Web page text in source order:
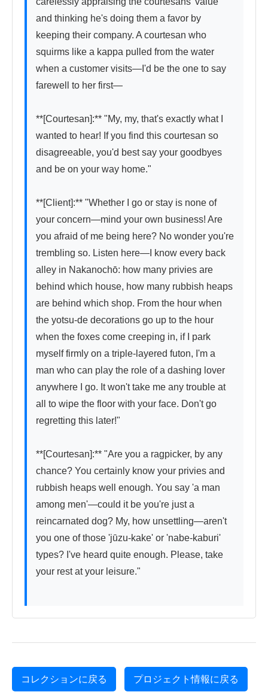
and thinking he's doing them a favor by
keeping their company. A courtesan who
squirms like a kappa pulled from the water
when a customer visits—I'd be the one to say
farewell to her first—
**[Courtesan]:** "My, my, that's exactly what I
wanted to hear! If you find this courtesan so
disagreeable, you'd best say your goodbyes
and be on your way home."
**[Client]:** "Whether I go or stay is none of
your concern—mind your own business! Are
you afraid of me being here? No wonder you're
trembling so. Listen here—I know every back
alley in Nakanochō: how many privies are
behind which house, how many rubbish heaps
are behind which shop. From the hour when
the yotsu-de decorations go up to the hour
when the foxes come creeping in, if I park
myself firmly on a triple-layered futon, I'm a
man who can play the role of a dashing lover
anywhere I go. It won't take me any trouble at
all to wipe the floor with your face. Don't go
regretting this later!"
**[Courtesan]:** "Are you a ragpicker, by any
chance? You certainly know your privies and
rubbish heaps well enough. You say 'a man
among men'—could it be you're just a
reincarnated dog? My, how unsettling—aren't
you one of those 'jūzu-kake' or 'nabe-kaburi'
types? I've heard quite enough. Please, take
your rest at your leisure."
コレクションに戻る プロジェクト情報に戻る